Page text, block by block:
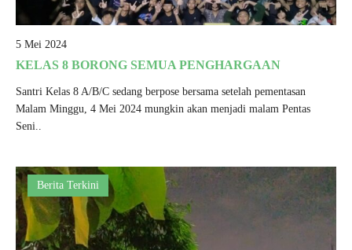
5 Mei 2024
KELAS 8 BORONG SEMUA PENGHARGAAN
Santri Kelas 8 A/B/C sedang berpose bersama setelah pementasan
Malam Minggu, 4 Mei 2024 mungkin akan menjadi malam Pentas
Seni..
Berita Terkini